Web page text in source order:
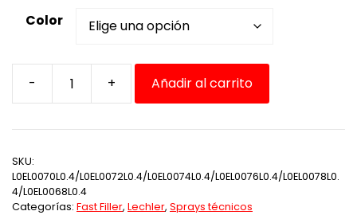
desde
hasta
26,27 €
Color
-
Energy
Fast
cantidad
+ Añadir al carrito
SKU:
L0EL0070L0.4/L0EL0072L0.4/L0EL0074L0.4/L0EL0076L0.4/L0EL0078L0.
4/L0EL0068L0.4
Categorías: Fast Filler, Lechler, Sprays técnicos